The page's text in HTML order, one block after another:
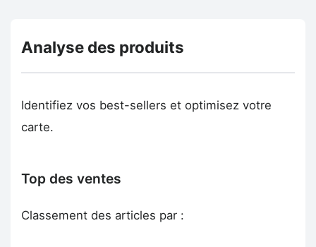
Analyse des produits
Identifiez vos best-sellers et optimisez votre
carte.
Top des ventes
Classement des articles par :